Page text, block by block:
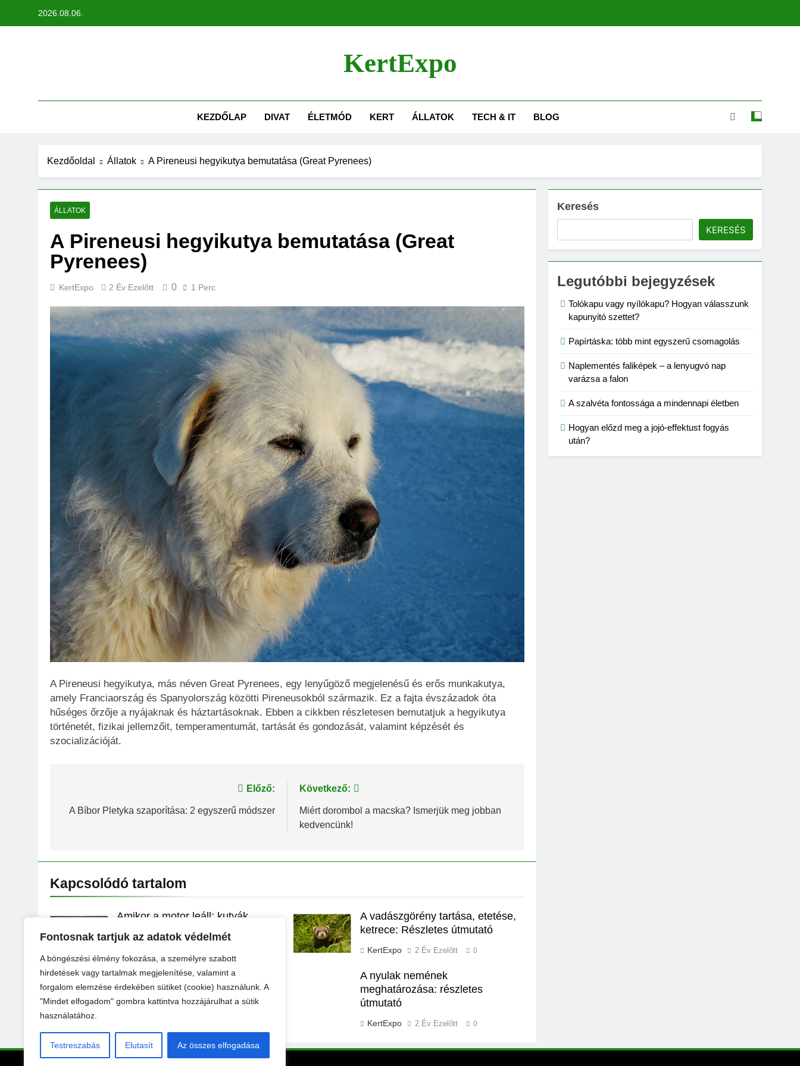
Fontosnak tartjuk az adatok védelmét
A böngészési élmény fokozása, a személyre szabott
hirdetések vagy tartalmak megjelenítése, valamint a
forgalom elemzése érdekében sütiket (cookie) használunk. A
"Mindet elfogadom" gombra kattintva hozzájárulhat a sütik
használatához.
Testreszabás Elutasít Az összes elfogadása
2026.08.06.
KertExpo
KEZDŐLAP DIVAT ÉLETMÓD KERT ÁLLATOK TECH & IT BLOG
Kezdőoldal Állatok A Pireneusi hegyikutya bemutatása (Great Pyrenees)
ÁLLATOK
A Pireneusi hegyikutya bemutatása (Great
Pyrenees)
KertExpo 2 Év Ezelőtt 0 1 Perc
A Pireneusi hegyikutya, más néven Great Pyrenees, egy lenyűgöző megjelenésű és erős munkakutya,
amely Franciaország és Spanyolország közötti Pireneusokból származik. Ez a fajta évszázadok óta
hűséges őrzője a nyájaknak és háztartásoknak. Ebben a cikkben részletesen bemutatjuk a hegyikutya
történetét, fizikai jellemzőit, temperamentumát, tartását és gondozását, valamint képzését és
szocializációját.
navigáció
Előző:
A Bíbor Pletyka szaporítása: 2 egyszerű módszer
Következő:
Miért dorombol a macska? Ismerjük meg jobban
kedvencünk!
Kapcsolódó tartalom
Amikor a motor leáll: kutyák
A vadászgörény tartása, etetése,
ketrece: Részletes útmutató
KertExpo 2 Év Ezelőtt 0
Miért dorombol a macska?
Ismerjük meg jobban kedvencünk!
A nyulak nemének
meghatározása: részletes
útmutató
KertExpo 2 Év Ezelőtt 0
Keresés
KERESÉS
Legutóbbi bejegyzések
Tolókapu vagy nyílókapu? Hogyan válasszunk
kapunyitó szettet?
Papírtáska: több mint egyszerű csomagolás
Naplementés faliképek – a lenyugvó nap
varázsa a falon
A szalvéta fontossága a mindennapi életben
Hogyan előzd meg a jojó-effektust fogyás
után?